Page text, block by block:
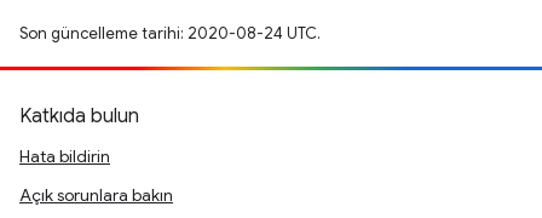
Son güncelleme tarihi: 2020-08-24 UTC.
Katkıda bulun
Hata bildirin
Açık sorunlara bakın